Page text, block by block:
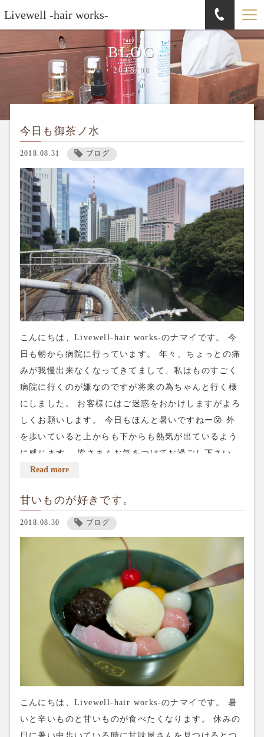
Livewell -hair works-
BLOG
2018/08
今日も御茶ノ水
2018.08.31 ブログ
こんにちは、Livewell-hair works-のナマイです。 今
日も朝から病院に行っています。 年々、ちょっとの痛
みが我慢出来なくなってきてまして、私はものすごく
病院に行くのが嫌なのですが将来の為ちゃんと行く様
にしました。 お客様にはご迷惑をおかけしますがよろ
しくお願いします。 今日もほんと暑いですねー😵 外
を歩いていると上からも下からも熱気が出ているよう
に感じます。 皆さまもお気をつけてお過ごし下さい。
今日も空いてるところがあります。 ネット予約は上の
よろしくお願いします。
Read more
甘いものが好きです。
2018.08.30 ブログ
こんにちは、Livewell-hair works-のナマイです。 暑
いと辛いものと甘いものが食べたくなります。 休みの